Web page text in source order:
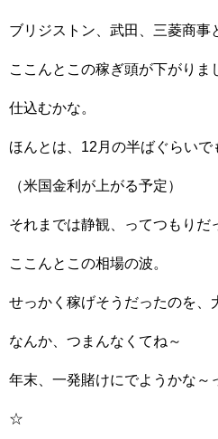
ブリジストン、武田、三菱商事
ここんとこの稼ぎ頭が下がりま
仕込むかな。
ほんとは、12月の半ばぐらい
（米国金利が上がる予定）
それまでは静観、ってつもりだ
ここんとこの相場の波。
せっかく稼げそうだったのを、
なんか、つまんなくてね～
年末、一発賭けにでようかな～
☆